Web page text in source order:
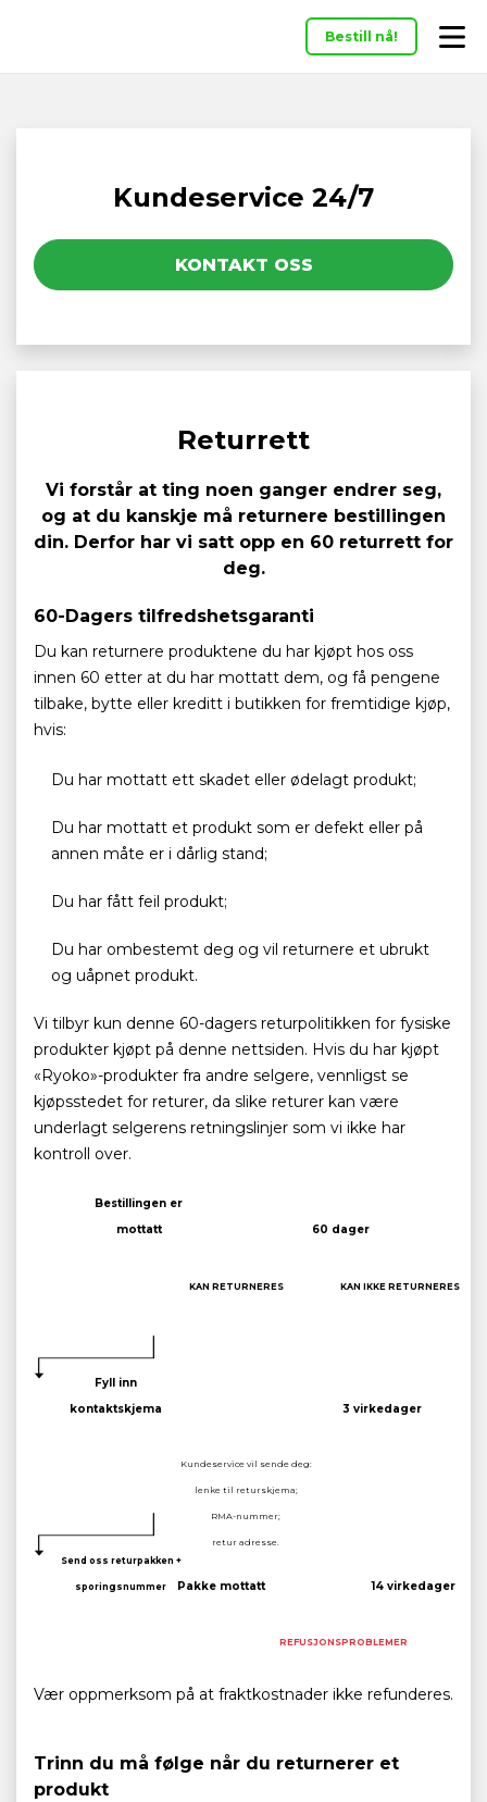
Bestill nå!
Kundeservice 24/7
KONTAKT OSS
Returrett
Vi forstår at ting noen ganger endrer seg,
og at du kanskje må returnere bestillingen
din. Derfor har vi satt opp en 60 returrett for
deg.
60-Dagers tilfredshetsgaranti
Du kan returnere produktene du har kjøpt hos oss
innen 60 etter at du har mottatt dem, og få pengene
tilbake, bytte eller kreditt i butikken for fremtidige kjøp,
hvis:
Du har mottatt ett skadet eller ødelagt produkt;
Du har mottatt et produkt som er defekt eller på
annen måte er i dårlig stand;
Du har fått feil produkt;
Du har ombestemt deg og vil returnere et ubrukt
og uåpnet produkt.
Vi tilbyr kun denne 60-dagers returpolitikken for fysiske
produkter kjøpt på denne nettsiden. Hvis du har kjøpt
«Ryoko»-produkter fra andre selgere, vennligst se
kjøpsstedet for returer, da slike returer kan være
underlagt selgerens retningslinjer som vi ikke har
kontroll over.
Bestillingen er
mottatt
60 dager
KAN RETURNERES KAN IKKE RETURNERES
Fyll inn
kontaktskjema
3 virkedager
Kundeservice vil sende deg:
lenke til returskjema;
RMA-nummer;
retur adresse.
Send oss returpakken +
sporingsnummer Pakke mottatt 14 virkedager
REFUSJONSPROBLEMER
Vær oppmerksom på at fraktkostnader ikke refunderes.
Trinn du må følge når du returnerer et
produkt